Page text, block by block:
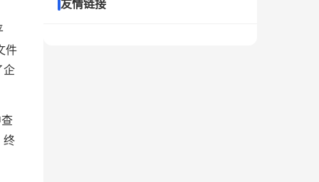
件
企
终
友情链接